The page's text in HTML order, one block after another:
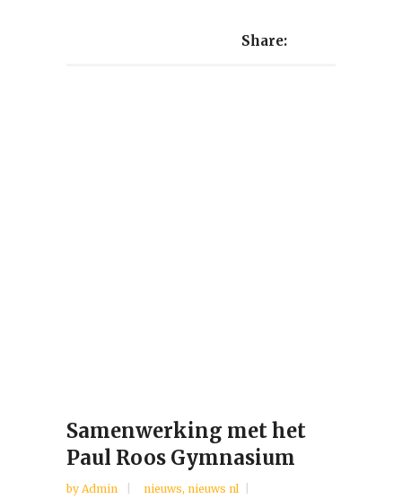
Share:
Samenwerking met het
Paul Roos Gymnasium
by Admin nieuws, nieuws nl